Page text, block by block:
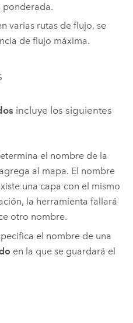
ponderada.
varias rutas de flujo, se
de flujo máxima.
incluye los siguientes
el nombre de la
al mapa. El nombre
una capa con el mismo
la herramienta fallará
otro nombre.
el nombre de una
en la que se guardará el